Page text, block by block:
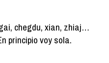
chegdu, xian, zhiaj…
principio voy sola.